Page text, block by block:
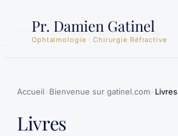
contenu
Pr. Damien Gatinel
Ophtalmologie · Chirurgie Réfractive
Accueil Bienvenue sur gatinel.com Livres
Livres
SOMMAIRE Refractive Surgery — 2019